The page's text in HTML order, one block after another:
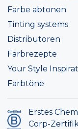
Farbe abtonen
Tinting systems
Distributoren
Farbrezepte
Your Style
Farbtöne
Erstes
Corp-